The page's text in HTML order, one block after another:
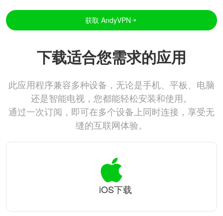
获取 AndyVPN
下载适合您需求的应用
此应用程序兼容多种设备，无论是手机、平板、电脑
还是智能电视，您都能轻松安装和使用。
通过一次订阅，即可在多个设备上同时连接，享受无
缝的互联网体验。
iOS下载